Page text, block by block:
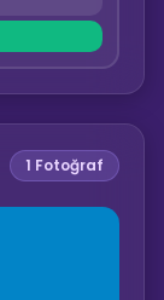
1 Fotoğraf